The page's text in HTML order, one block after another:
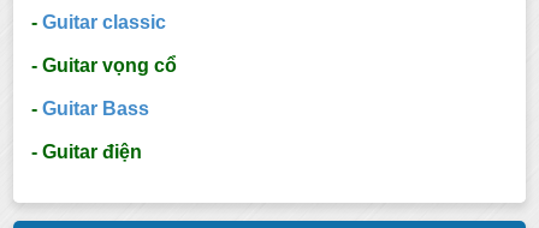
-Guitar classic
- Guitar vọng cổ
-Guitar Bass
- Guitar điện